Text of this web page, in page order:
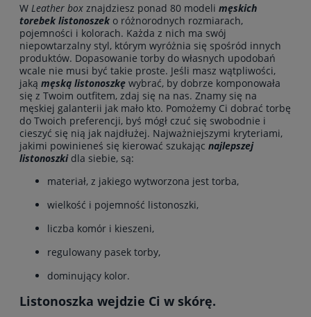
W Leather box znajdziesz ponad 80 modeli męskich
torebek listonoszeko różnorodnych rozmiarach,
pojemności i kolorach. Każda z nich ma swój
niepowtarzalny styl, którym wyróżnia się spośród innych
produktów. Dopasowanie torby do własnych upodobań
wcale nie musi być takie proste. Jeśli masz wątpliwości,
jaką męską listonoszkę wybrać, by dobrze komponowała
się z Twoim outfitem, zdaj się na nas. Znamy się na
męskiej galanterii jak mało kto. Pomożemy Ci dobrać torbę
do Twoich preferencji, byś mógł czuć się swobodnie i
cieszyć się nią jak najdłużej. Najważniejszymi kryteriami,
jakimi powinieneś się kierować szukając najlepszej
listonoszki dla siebie, są:
materiał, z jakiego wytworzona jest torba,
wielkość i pojemność listonoszki,
liczba komór i kieszeni,
regulowany pasek torby,
dominujący kolor.
Listonoszka wejdzie Ci w skórę.